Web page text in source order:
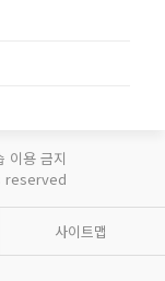
이용 금지
reserved
사이트맵